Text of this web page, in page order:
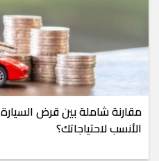
الأنسب لاحتياجاتك؟